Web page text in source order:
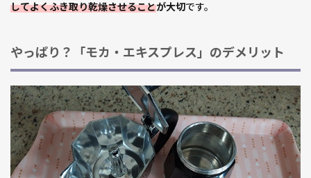
してよくふき取り乾燥させることが大切です。
やっぱり？「モカ・エキスプレス」のデメリット